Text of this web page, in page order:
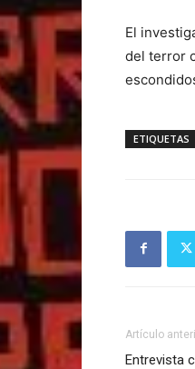
El
del terror
ETIQUETAS
Artículo
Entrevista